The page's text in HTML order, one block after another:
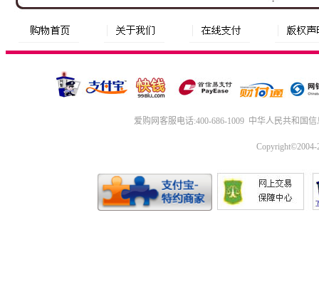
爱购网 客服电话:400-686-1009 中华人民共和国